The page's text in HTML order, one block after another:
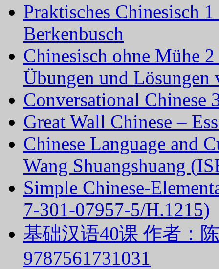
Praktisches Chinesisch
Berkenbusch
Chinesisch ohne Mühe
Übungen und
Conversational Chinese
Great Wall Chinese –
Chinese Language and
Wang Shuangshuang
Simple Chinese-
7-301-07957-5/H.1215)
基础汉语40课 作者：
9787561731031